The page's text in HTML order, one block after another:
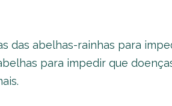
das abelhas-rainhas para
para impedir que